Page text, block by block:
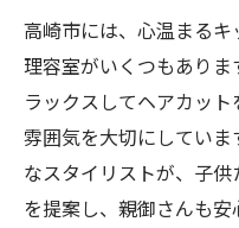
高崎市には、心温まる
理容室がいくつもありま
ラックスしてヘアカッ
雰囲気を大切にしてい
なスタイリストが、子
を提案し、親御さんも